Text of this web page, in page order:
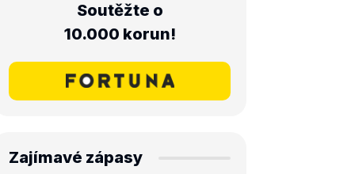
Soutěžte o
10.000 korun!
Zajímavé zápasy